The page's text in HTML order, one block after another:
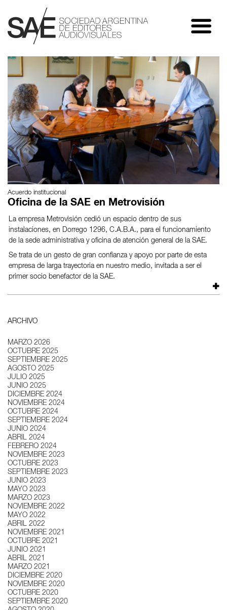
Acuerdo institucional
Oficina de la SAE en Metrovisión
La empresa Metrovisión cedió un espacio dentro de sus
instalaciones, en Dorrego 1296, C.A.B.A., para el funcionamiento
de la sede administrativa y oficina de atención general de la SAE.
Se trata de un gesto de gran confianza y apoyo por parte de esta
empresa de larga trayectoria en nuestro medio, invitada a ser el
primer socio benefactor de la SAE.
ARCHIVO
MARZO 2026
OCTUBRE 2025
SEPTIEMBRE 2025
AGOSTO 2025
JULIO 2025
JUNIO 2025
DICIEMBRE 2024
NOVIEMBRE 2024
OCTUBRE 2024
SEPTIEMBRE 2024
JUNIO 2024
ABRIL 2024
FEBRERO 2024
NOVIEMBRE 2023
OCTUBRE 2023
SEPTIEMBRE 2023
JUNIO 2023
MAYO 2023
MARZO 2023
NOVIEMBRE 2022
MAYO 2022
ABRIL 2022
NOVIEMBRE 2021
OCTUBRE 2021
JUNIO 2021
ABRIL 2021
MARZO 2021
DICIEMBRE 2020
NOVIEMBRE 2020
OCTUBRE 2020
SEPTIEMBRE 2020